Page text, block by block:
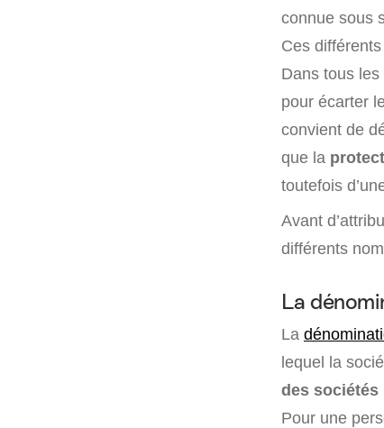
connue sous
Ces
Dans tous les
pour écarter
convient de
que la
toutefois
Avant
différents
La
La
lequel la
des sociétés
Pour une